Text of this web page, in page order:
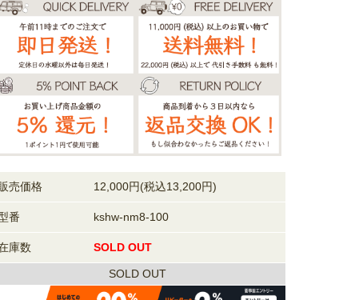
売価格 12,000円(税込13,200円)
番 kshw-nm8-100
庫数 SOLD OUT
SOLD OUT